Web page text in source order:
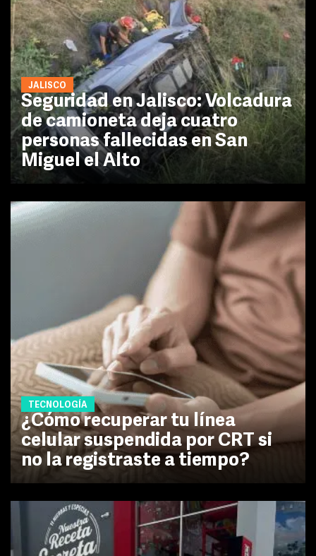
JALISCO
Seguridad en Jalisco: Volcadura
de camioneta deja cuatro
personas fallecidas en San
Miguel el Alto
TECNOLOGÍA
¿Cómo recuperar tu línea
celular suspendida por CRT si
no la registraste a tiempo?